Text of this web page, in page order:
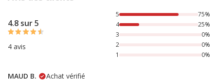
4.8 sur 5
4 avis
75% des personnes lont noté avec {1} étoiles, 25% des
5
75%
4
25%
3
0%
2
0%
1
0%
MAUD B.
Achat vérifié